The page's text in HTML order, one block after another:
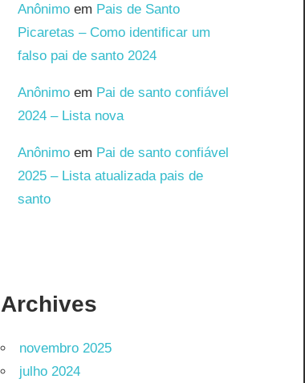
Anônimoem Pais de Santo
Picaretas – Como identificar um
falso pai de santo 2024
Anônimoem Pai de santo confiável
2024 – Lista nova
Anônimoem Pai de santo confiável
2025 – Lista atualizada pais de
santo
Archives
novembro 2025
julho 2024